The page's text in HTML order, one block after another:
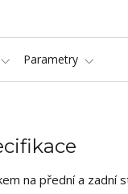
Parametry
na přední a zadní